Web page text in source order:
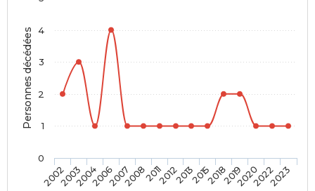
Personnes décédées
200220032004200620072008201120122013201520182019202020222023
0
1
2
3
4